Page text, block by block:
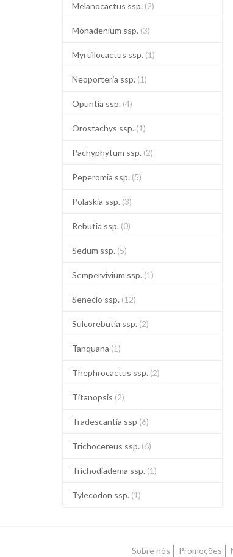
Melanocactus ssp. (2)
Monadenium ssp. (3)
Myrtillocactus ssp. (1)
Neoporteria ssp. (1)
Opuntia ssp. (4)
Orostachys ssp. (1)
Pachyphytum ssp. (2)
Peperomia ssp. (5)
Polaskia ssp. (3)
Rebutia ssp. (0)
Sedum ssp. (5)
Sempervivium ssp. (1)
Senecio ssp. (12)
Sulcorebutia ssp. (2)
Tanquana (1)
Thephrocactus ssp. (2)
Titanopsis (2)
Tradescantia ssp (6)
Trichocereus ssp. (6)
Trichodiadema ssp. (1)
Tylecodon ssp. (1)
Sobre nós Promoções